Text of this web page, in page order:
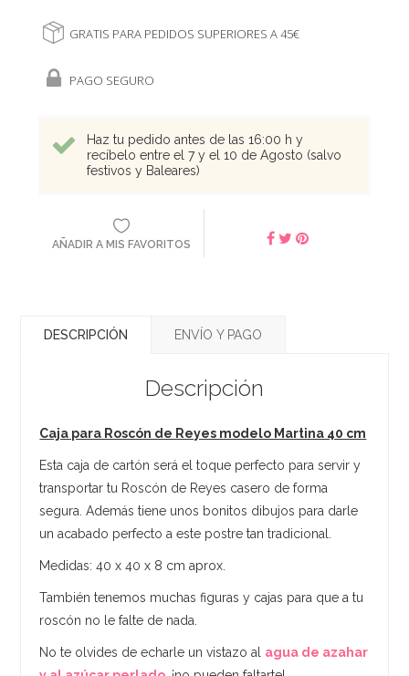
GRATIS PARA PEDIDOS SUPERIORES A 45€
PAGO SEGURO
Haz tu pedido antes de las 16:00 h y
recíbelo entre el 7 y el 10 de Agosto (salvo
festivos y Baleares)
AÑADIR A MIS FAVORITOS
DESCRIPCIÓN ENVÍO Y PAGO
Descripción
Caja para Roscón de Reyes modelo Martina 40 cm
Esta caja de cartón será el toque perfecto para servir y
transportar tu Roscón de Reyes casero de forma
segura. Además tiene unos bonitos dibujos para darle
un acabado perfecto a este postre tan tradicional.
Medidas: 40 x 40 x 8 cm aprox.
También tenemos muchas figuras y cajas para que a tu
roscón no le falte de nada.
No te olvides de echarle un vistazo al agua de azahar